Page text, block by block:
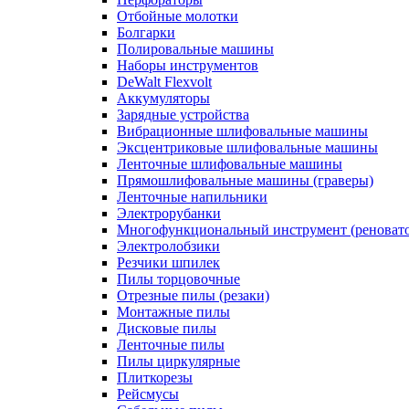
Отбойные молотки
Болгарки
Полировальные машины
Наборы инструментов
DeWalt Flexvolt
Аккумуляторы
Зарядные устройства
Вибрационные шлифовальные машины
Эксцентриковые шлифовальные машины
Ленточные шлифовальные машины
Прямошлифовальные машины (граверы)
Ленточные напильники
Электрорубанки
Многофункциональный инструмент
Электролобзики
Резчики шпилек
Пилы торцовочные
Отрезные пилы (резаки)
Монтажные пилы
Дисковые пилы
Ленточные пилы
Пилы циркулярные
Плиткорезы
Рейсмусы